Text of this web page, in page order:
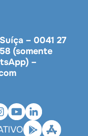
– 0041 27
(somente
–